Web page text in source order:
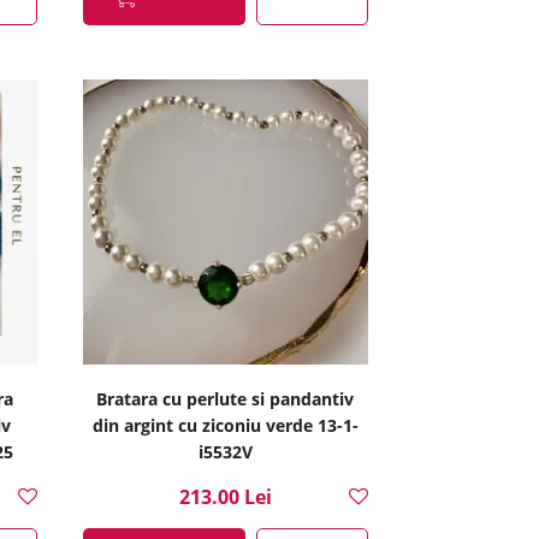
Bratara cu perlute si pandantiv
din argint cu ziconiu verde 13-1-
i5532V
213.00 Lei